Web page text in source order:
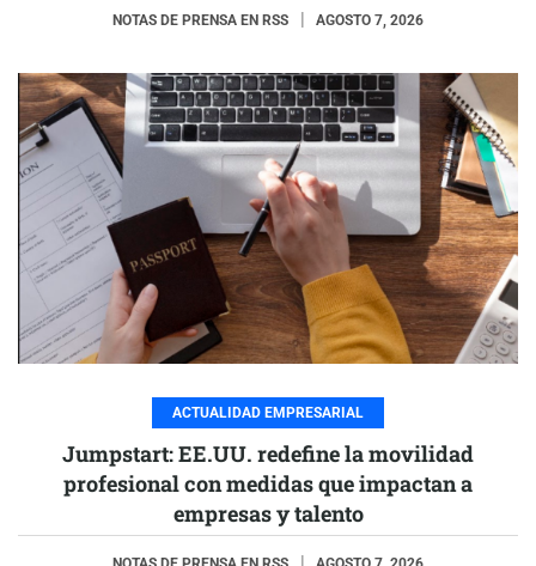
NOTAS DE PRENSA EN RSS AGOSTO 7, 2026
ACTUALIDAD EMPRESARIAL
Jumpstart: EE.UU. redefine la movilidad
profesional con medidas que impactan a
empresas y talento